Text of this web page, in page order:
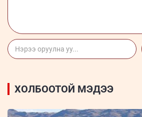
ХОЛБООТОЙ МЭДЭЭ